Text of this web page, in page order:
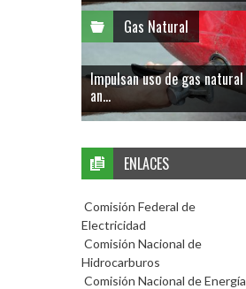
Gas Natural
Impulsan uso de gas natural
an...
ENLACES
Comisión Federal de
Electricidad
Comisión Nacional de
Hidrocarburos
Comisión Nacional de Energía